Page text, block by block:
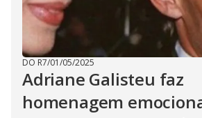
DO R7/01/05/2025
Adriane Galisteu faz
homenagem